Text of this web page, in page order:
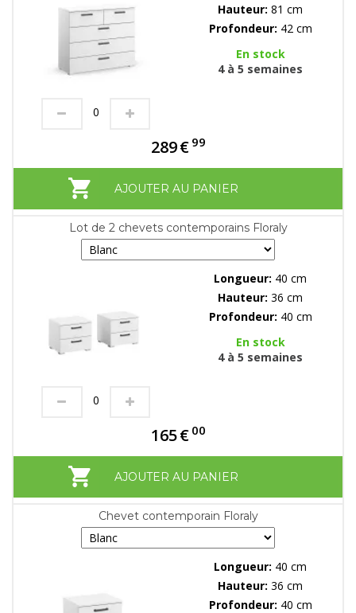
Hauteur: 81 cm
Profondeur: 42 cm
En stock
4 à 5 semaines
289€ 99
AJOUTER AU PANIER
Lot de 2 chevets contemporains Floraly
Longueur: 40 cm
Hauteur: 36 cm
Profondeur: 40 cm
En stock
4 à 5 semaines
165€ 00
AJOUTER AU PANIER
Chevet contemporain Floraly
Longueur: 40 cm
Hauteur: 36 cm
Profondeur: 40 cm